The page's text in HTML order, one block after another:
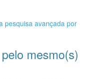
pesquisa avançada por
mesmo(s)